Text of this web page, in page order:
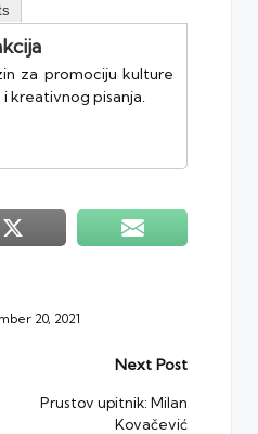
za promociju kulture
i kreativnog pisanja.
20, 2021
Next Post
Prustov upitnik: Milan
Kovačević